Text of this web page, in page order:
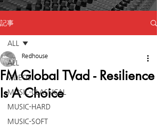
記事
ALL
VIDEOS
MUSIC-CLASSICAL
MUSIC-HARD
MUSIC-SOFT
ALL
FM Global TVad - Resilience
Is A Choice
Redhouse